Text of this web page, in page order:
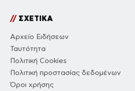
//ΣΧΕΤΙΚΑ
Αρχείο Ειδήσεων
Ταυτότητα
Πολιτική Cookies
Πολιτική προστασίας δεδομένων
Όροι χρήσης